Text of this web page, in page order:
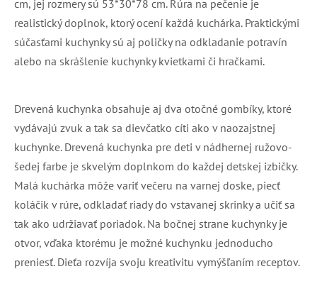
cm, jej rozmery sú 53*30*78 cm. Rúra na pečenie je
realistický doplnok, ktorý ocení každá kuchárka. Praktickými
súčasťami kuchynky sú aj poličky na odkladanie potravín
alebo na skrášlenie kuchynky kvietkami či hračkami.
Drevená kuchynka obsahuje aj dva otočné gombíky, ktoré
vydávajú zvuk a tak sa dievčatko cíti ako v naozajstnej
kuchynke. Drevená kuchynka pre deti v nádhernej ružovo-
šedej farbe je skvelým doplnkom do každej detskej izbičky.
Malá kuchárka môže variť večeru na varnej doske, piecť
koláčik v rúre, odkladať riady do vstavanej skrinky a učiť sa
tak ako udržiavať poriadok. Na bočnej strane kuchynky je
otvor, vďaka ktorému je možné kuchynku jednoducho
preniesť. Dieťa rozvíja svoju kreativitu vymýšľaním receptov.